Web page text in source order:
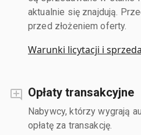
aktualnie się znajdują.
przed złożeniem oferty.
Warunki licytacji i
Opłaty transakcyjne
Nabywcy, którzy wygrają
opłatę za transakcję.